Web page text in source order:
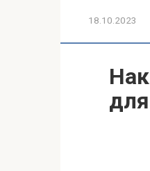
18.10.2023